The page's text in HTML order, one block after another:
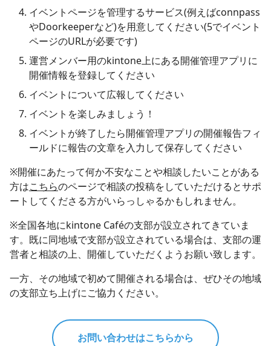
イベントページを管理するサービス(例えばconnpass
やDoorkeeperなど)を用意してください(5でイベント
ページのURLが必要です)
運営メンバー用のkintone上にある開催管理アプリに
開催情報を登録してください
イベントについて広報してください
イベントを楽しみましょう！
イベントが終了したら開催管理アプリの開催報告フィ
ールドに報告の文章を入力して保存してください
※開催にあたって何か不安なことや相談したいことがある
方はこちらのページで相談の投稿をしていただけるとサポ
ートしてくださる方がいらっしゃるかもしれません。
※全国各地にkintone Caféの支部が設立されてきていま
す。既に同地域で支部が設立されている場合は、支部の運
営者と相談の上、開催していただくようお願い致します。
一方、その地域で初めて開催される場合は、ぜひその地域
の支部立ち上げにご協力ください。
お問い合わせはこちらから